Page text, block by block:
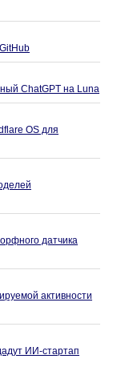
ChatGPT на Luna
OS для
датчика
активности
ИИ-стартап